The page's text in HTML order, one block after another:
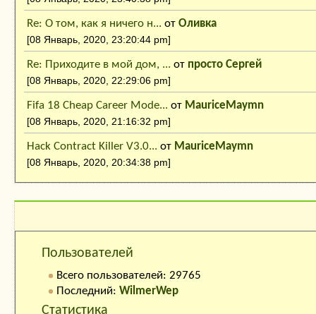
Re: О том, как я ничего н... от Оливка
[08 Январь, 2020, 23:20:44 pm]
Re: Приходите в мой дом, ... от просто Сергей
[08 Январь, 2020, 22:29:06 pm]
Fifa 18 Cheap Career Mode... от MauriceMaymn
[08 Январь, 2020, 21:16:32 pm]
Hack Contract Killer V3.0... от MauriceMaymn
[08 Январь, 2020, 20:34:38 pm]
Пользователей
Всего пользователей: 29765
Последний: WilmerWep
Статистика